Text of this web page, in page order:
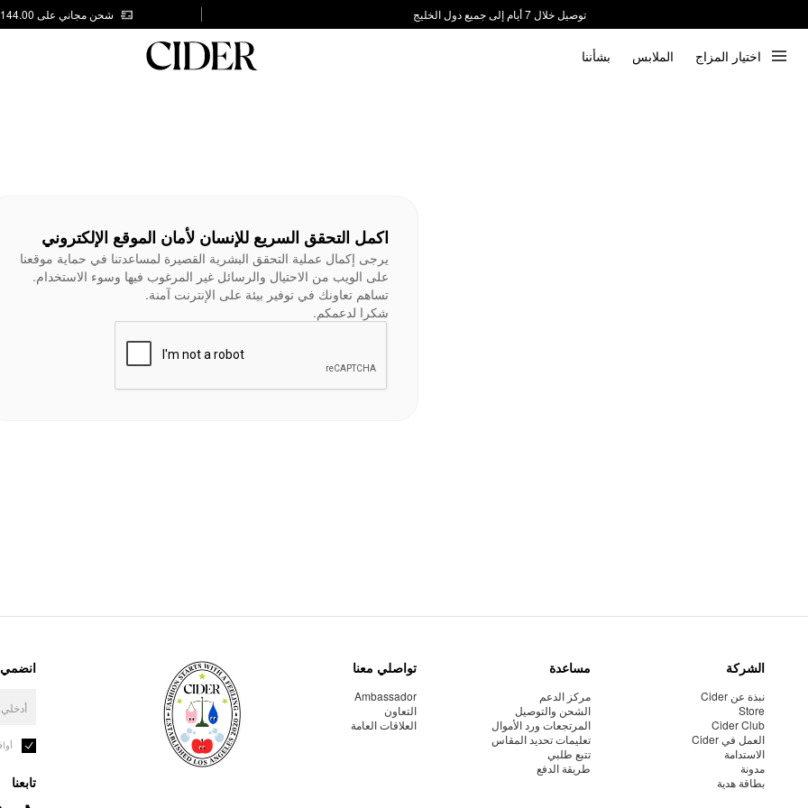
توصيل خلال 7 أيام إلى جميع دول الخليج
شحن مجاني على AED 144.00
اختيار المزاج الملابس بشأننا
اكمل التحقق السريع للإنسان لأمان الموقع الإلكتروني
يرجى إكمال عملية التحقق البشرية القصيرة لمساعدتنا في حماية موقعنا
على الويب من الاحتيال والرسائل غير المرغوب فيها وسوء الاستخدام.
تساهم تعاونك في توفير بيئة على الإنترنت آمنة.
شكرا لدعمكم.
الشركة
نبذة عن Cider
Store
Cider Club
العمل في Cider
الاستدامة
مدونة
بطاقة هدية
مساعدة
مركز الدعم
الشحن والتوصيل
المرتجعات ورد الأموال
تعليمات تحديد المقاس
تتبع طلبي
طريقة الدفع
تواصلي معنا
Ambassador
التعاون
العلاقات العامة
انضمي
تابعنا